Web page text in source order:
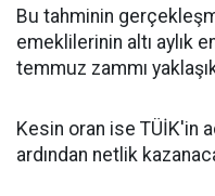
Bu tahminin
emeklilerinin altı aylık
temmuz zammı
Kesin oran ise TÜİK'in
ardından netlik